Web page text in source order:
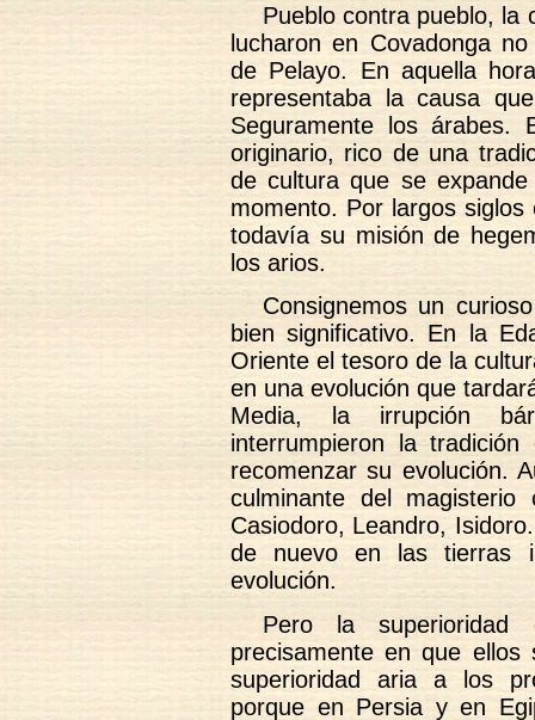
Pueblo contra pueblo, la
lucharon en Covadonga
de Pelayo. En aquella
representaba la causa
Seguramente los árabes.
originario, rico de una
de cultura que se
momento. Por largos
todavía su misión de
los arios.
Consignemos un
bien significativo. En la
Oriente el tesoro de la
en una evolución que
Media, la irrupción
interrumpieron la
recomenzar su evolución.
culminante del
Casiodoro, Leandro,
de nuevo en las tierras
evolución.
Pero la superioridad
precisamente en que
superioridad aria a los
porque en Persia y en